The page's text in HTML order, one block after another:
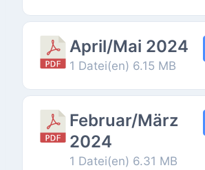
April/Mai 2024
1 Datei(en) 6.15 MB
Februar/März
2024
1 Datei(en) 6.31 MB